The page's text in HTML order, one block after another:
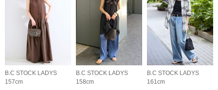
B.C STOCK LADYS
157cm
B.C STOCK LADYS
158cm
B.C STOCK LADYS
161cm